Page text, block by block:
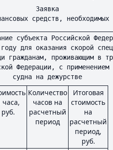
Заявка
средств, необходимых
субъекта Российской
для оказания скорой
гражданам, проживающим в
Федерации, с применением
судна на дежурстве
часа,
руб.
Количество
часов на
расчетный
период
Итоговая
стоимость
на
расчетный
период,
руб.